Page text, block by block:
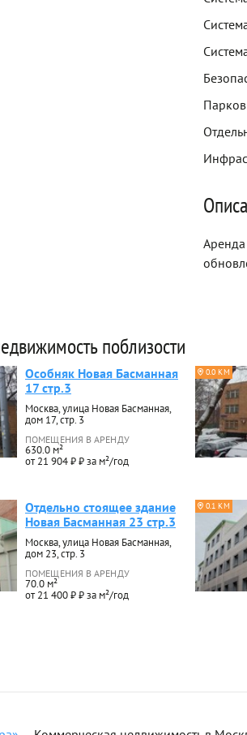
поблизости
Особняк Новая Басманная
17 стр.3
Москва, улица Новая Басманная,
дом 17, стр. 3
ПОМЕЩЕНИЯ В АРЕНДУ
630.0 м²
от 21 904 ₽ ₽ за м²/год
0.0 КМ
Отдельно стоящее здание
Новая Басманная 23 стр.3
Москва, улица Новая Басманная,
дом 23, стр. 3
ПОМЕЩЕНИЯ В АРЕНДУ
70.0 м²
от 21 400 ₽ ₽ за м²/год
0.1 КМ